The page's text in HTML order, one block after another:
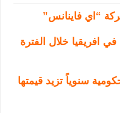
افريقيا خلال الفترة
سنوياً تزيد قيمتها